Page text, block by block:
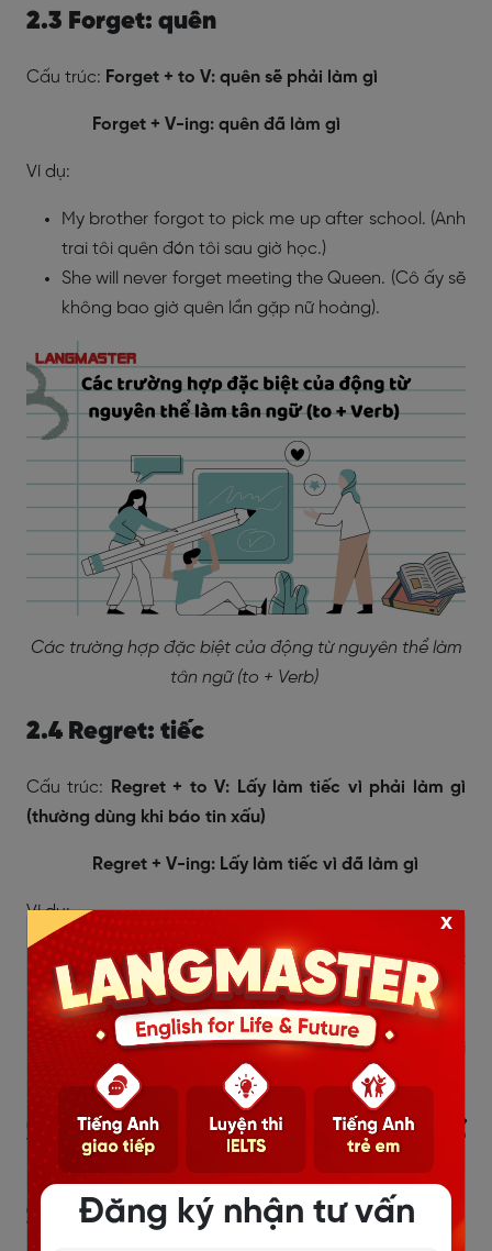
2.3 Forget: quên
Cấu trúc: Forget + to V: quên sẽ phải làm gì
Forget + V-ing: quên đã làm gì
Ví dụ:
My brother forgot to pick me up after school. (Anh
trai tôi quên đón tôi sau giờ học.)
She will never forget meeting the Queen. (Cô ấy sẽ
không bao giờ quên lần gặp nữ hoàng).
Các trường hợp đặc biệt của động từ nguyên thể làm
tân ngữ (to + Verb)
2.4 Regret: tiếc
Cấu trúc:
Regret + to V: Lấy làm tiếc vì phải làm gì
(thường dùng khi báo tin xấu)
Regret + V-ing: Lấy làm tiếc vì đã làm gì
Ví dụ:
We regret to announce the cancellation of next
week's picnic. (Chúng tôi rất tiếc để thông báo
hủy cuộc picnic tuần sau.)
He regrets breaking up with his lover. (Anh ấy hối
tiếc đã chia tay người yêu của mình.)
3. Bài tập về động từ nguyên thể
làm tân ngữ (to + Verb)
3.1 Bài tập
Đăng ký nhận tư vấn
x